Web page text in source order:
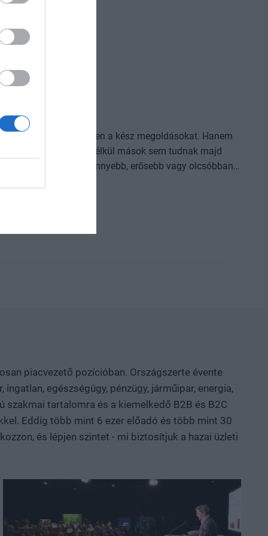
használja ügyesebben a kész megoldásokat. Hanem
amelyek nélkül mások sem tudnak majd
amely korábban kezelhetetlen betegségekre ad
jelentős tőke és kitartó fejlesztés kell hozzájuk.
teljesítmény. Hol áll Európa és Magyarország az
és vállalati K+F-
az új anyagokról, valamint az űripari, védelmi
mutatjuk meg, hol körvonalazódnak a következő
és a régió. Deep Tech 2026.
a következő évtizedek legfontosabb technológiai
piacvezető pozícióban. Országszerte évente
egészségügy, pénzügy, járműipar, energia,
szakmai tartalomra és a kiemelkedő B2B és B2C
Eddig több mint 6 ezer előadó és több mint 30
és lépjen szintet - mi biztosítjuk a hazai üzleti